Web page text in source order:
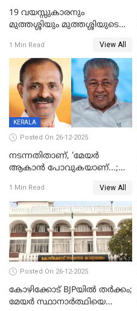
19 വയസ്സുകാരനും
മുത്തശ്ശിയും മുത്തശ്ശിയുടെ
മരിച്ചനിലയിൽ
1 Min Read View All
KERALA
Posted On 26-12-2025
നടന്നതിതാണ്, ‘മേയർ
ആകാൻ പോവുകയാണ്...;
മുഖ്യമന്ത്രിയുടെ ഓഫീസ്
തന്നെ വിശദീകരിയ്ക്കുന്നു;
സത്യമിതാണ്
1 Min Read View All
Posted On 26-12-2025
കോഴിക്കോട് BJPയിൽ തർക്കം;
മേയർ സ്ഥാനാർത്ഥിയെ